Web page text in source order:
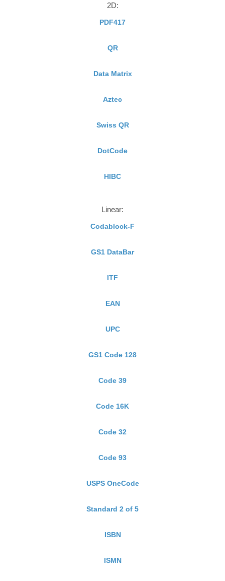
2D:
PDF417
QR
Data Matrix
Aztec
Swiss QR
DotCode
HIBC
Linear:
Codablock-F
GS1 DataBar
ITF
EAN
UPC
GS1 Code 128
Code 39
Code 16K
Code 32
Code 93
USPS OneCode
Standard 2 of 5
ISBN
ISMN